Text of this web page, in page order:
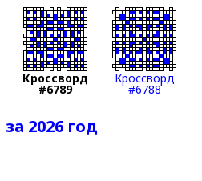
сопровождающееся
искривлением его оси.
9.Внесистемная
единица времени.
Образец для
11.Волокно,
Кроссворд
#6789
Кроссворд
#6788
2026 год